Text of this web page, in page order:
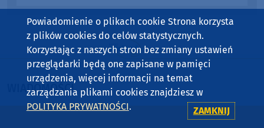
WIADOMOŚCI
Powiadomienie o plikach cookie Strona korzysta
z plików cookies do celów statystycznych.
Korzystając z naszych stron bez zmiany ustawień
przeglądarki będą one zapisane w pamięci
urządzenia, więcej informacji na temat
zarządzania plikami cookies znajdziesz w
POLITYKA PRYWATNOŚCI. ZAMKNIJ